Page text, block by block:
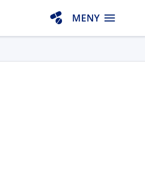
MENY